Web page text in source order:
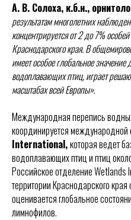
А. В. Солоха, к.б.н.,
результатам многолетних
концентрируется от 2 до 7%
Краснодарского края. В
имеет особое глобальное
водоплавающих птиц, играет
масштабах всей Европы».
Международная перепись
координируется международной
International,которая ведет
водоплавающих птиц и птиц
Российское отделение
территории Краснодарского
оценивается глобальное
лимнофилов.